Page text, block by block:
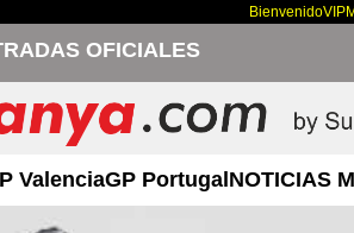
BienvenidoVIP
OFICIALES
ValenciaGP PortugalNOTICIAS